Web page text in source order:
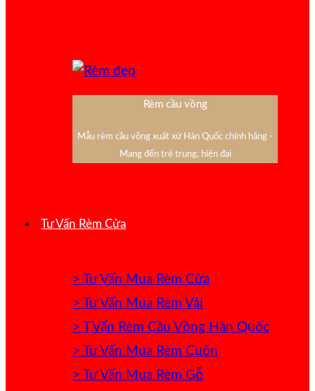
Rèm cầu vồng
Mẫu rèm cầu vồng xuất xứ Hàn Quốc chính hãng -
Mang đến trẻ trung, hiện đại
Tư Vấn Rèm Cửa
> Tư Vấn Mua Rèm Cửa
> Tư Vấn Mua Rèm Vải
> T.Vấn Rèm Cầu Vồng Hàn Quốc
> Tư Vấn Mua Rèm Cuốn
> Tư Vấn Mua Rèm Gỗ